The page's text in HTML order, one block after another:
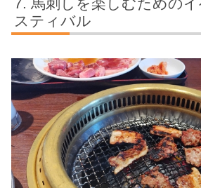
スティバル